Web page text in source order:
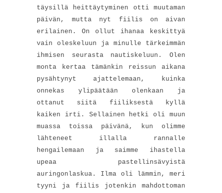
täysillä heittäytyminen otti muutaman
päivän, mutta nyt fiilis on aivan
erilainen. On ollut ihanaa keskittyä
vain oleskeluun ja minulle tärkeimmän
ihmisen seurasta nautiskeluun. Olen
monta kertaa tämänkin reissun aikana
pysähtynyt ajattelemaan, kuinka
onnekas ylipäätään olenkaan ja
ottanut siitä fiiliksestä kyllä
kaiken irti. Sellainen hetki oli muun
muassa toissa päivänä, kun olimme
lähteneet illalla rannalle
hengailemaan ja saimme ihastella
upeaa pastellinsävyistä
auringonlaskua. Ilma oli lämmin, meri
tyyni ja fiilis jotenkin mahdottoman